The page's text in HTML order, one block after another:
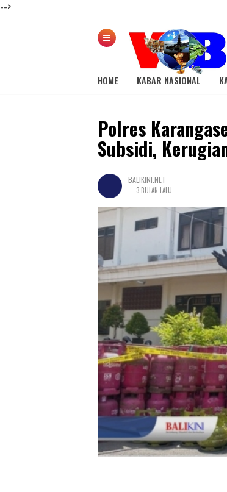
-->
HOME KABAR NASIONAL
Polres
Subsidi,
BALIKINI.NET
- 3 BULAN LALU